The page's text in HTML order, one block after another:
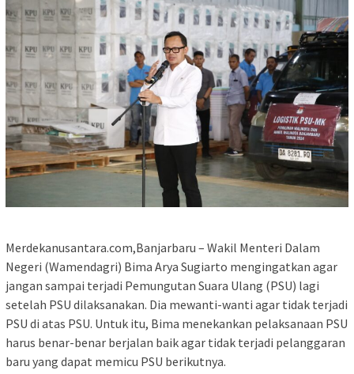
Merdekanusantara.com,Banjarbaru – Wakil Menteri Dalam
Negeri (Wamendagri) Bima Arya Sugiarto mengingatkan agar
jangan sampai terjadi Pemungutan Suara Ulang (PSU) lagi
setelah PSU dilaksanakan. Dia mewanti-wanti agar tidak terjadi
PSU di atas PSU. Untuk itu, Bima menekankan pelaksanaan PSU
harus benar-benar berjalan baik agar tidak terjadi pelanggaran
baru yang dapat memicu PSU berikutnya.